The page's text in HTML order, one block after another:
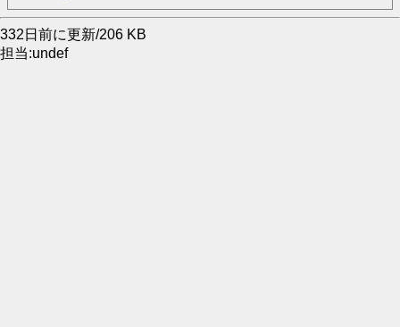
332日前に更新/206 KB
担当:undef